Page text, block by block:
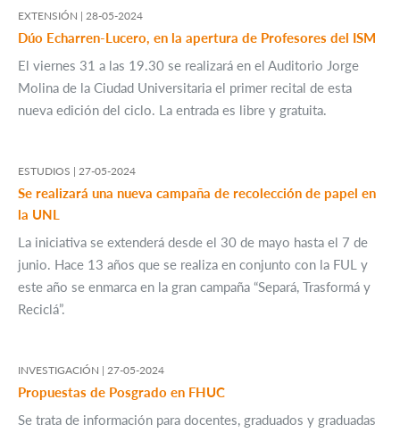
EXTENSIÓN | 28-05-2024
Dúo Echarren-Lucero, en la apertura de Profesores del ISM
El viernes 31 a las 19.30 se realizará en el Auditorio Jorge
Molina de la Ciudad Universitaria el primer recital de esta
nueva edición del ciclo. La entrada es libre y gratuita.
ESTUDIOS | 27-05-2024
Se realizará una nueva campaña de recolección de papel en
la UNL
La iniciativa se extenderá desde el 30 de mayo hasta el 7 de
junio. Hace 13 años que se realiza en conjunto con la FUL y
este año se enmarca en la gran campaña “Separá, Trasformá y
Reciclá”.
INVESTIGACIÓN | 27-05-2024
Propuestas de Posgrado en FHUC
Se trata de información para docentes, graduados y graduadas